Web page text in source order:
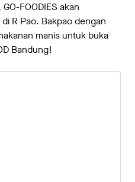
FOODIES akan
R Pao. Bakpao dengan
manis untuk buka
Bandung!